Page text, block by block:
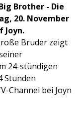
Brother - Die
20. November
Joyn.
Bruder zeigt
24-stündigen
Stunden
Channel bei Joyn